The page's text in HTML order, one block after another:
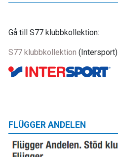
Gå till S77 klubbkollektion:
S77 klubbkollektion (Intersport)
FLÜGGER ANDELEN